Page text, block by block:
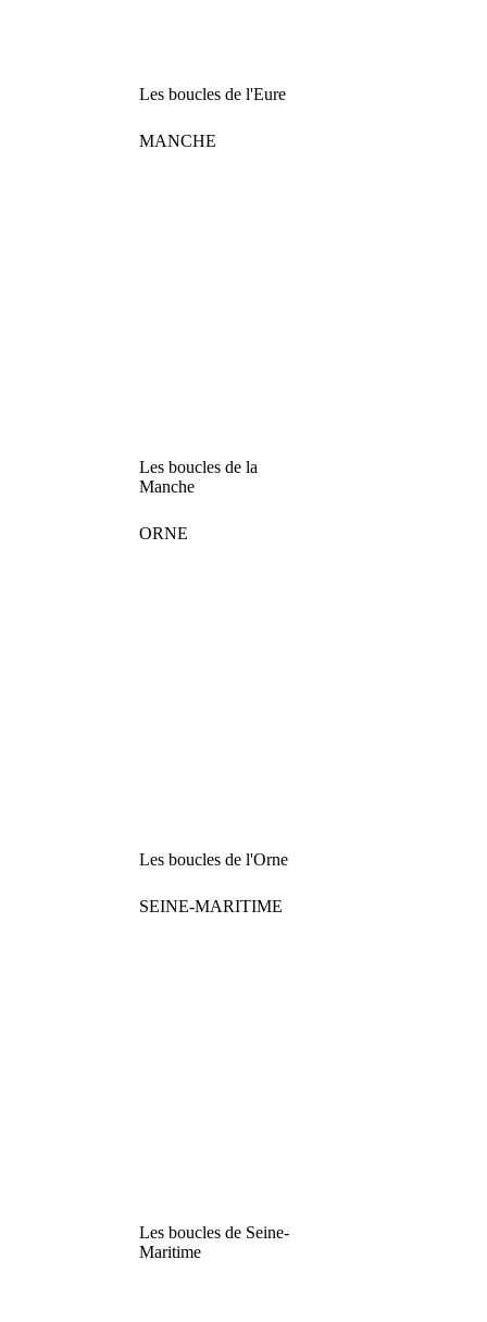
Les boucles de l'Eure
MANCHE
Les boucles de la
Manche
ORNE
Les boucles de l'Orne
SEINE-MARITIME
Les boucles de Seine-
Maritime